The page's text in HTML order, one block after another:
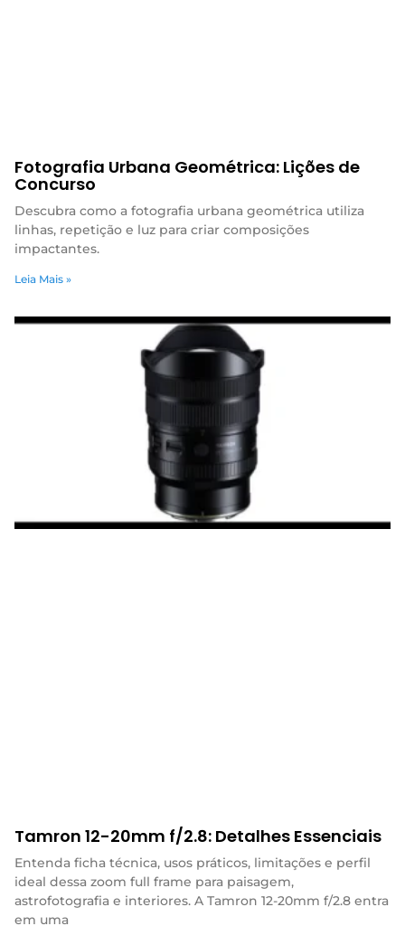
Fotografia Urbana Geométrica: Lições de
Concurso
Descubra como a fotografia urbana geométrica utiliza
linhas, repetição e luz para criar composições
impactantes.
Leia Mais »
Tamron 12-20mm f/2.8: Detalhes Essenciais
Entenda ficha técnica, usos práticos, limitações e perfil
ideal dessa zoom full frame para paisagem,
astrofotografia e interiores. A Tamron 12-20mm f/2.8 entra
em uma